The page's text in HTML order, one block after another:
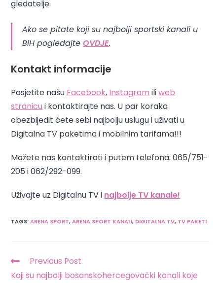
gledatelje.
Ako se pitate koji su najbolji sportski kanali u
BiH pogledajteOVDJE.
Kontakt informacije
Posjetite našu Facebook, Instagram iliweb
stranicu i kontaktirajte nas. U par koraka
obezbijedit ćete sebi najbolju uslugu i uživati u
Digitalna TV paketima i mobilnim tarifama!!!
Možete nas kontaktirati i putem telefona: 065/751-
205 i 062/292-099.
Uživajte uz Digitalnu TV i najbolje TV kanale!
TAGS:ARENA SPORT, ARENA SPORT KANALI, DIGITALNA TV, TV PAKETI
Previous Post
Koji su najbolji bosanskohercegovački kanali koje